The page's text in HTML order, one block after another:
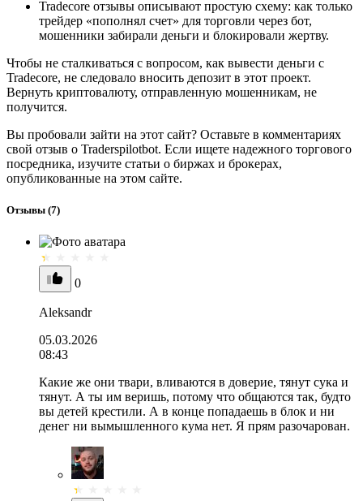
Tradecore отзывы описывают простую схему: как только
трейдер «пополнял счет» для торговли через бот,
мошенники забирали деньги и блокировали жертву.
Чтобы не сталкиваться с вопросом, как вывести деньги с
Tradecore, не следовало вносить депозит в этот проект.
Вернуть криптовалюту, отправленную мошенникам, не
получится.
Вы пробовали зайти на этот сайт? Оставьте в комментариях
свой отзыв о Traderspilotbot. Если ищете надежного торгового
посредника, изучите статьи о биржах и брокерах,
опубликованные на этом сайте.
Отзывы (7)
0
Aleksandr
05.03.2026
08:43
Какие же они твари, вливаются в доверие, тянут сука и
тянут. А ты им веришь, потому что общаются так, будто
вы детей крестили. А в конце попадаешь в блок и ни
денег ни вымышленного кума нет. Я прям разочарован.